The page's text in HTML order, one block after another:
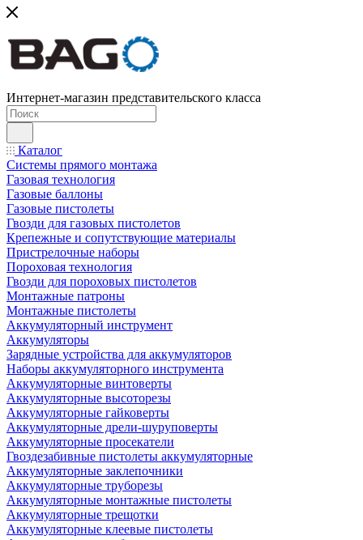
Интернет-магазин представительского класса
Каталог
Системы прямого монтажа
Газовая технология
Газовые баллоны
Газовые пистолеты
Гвозди для газовых пистолетов
Крепежные и сопутствующие материалы
Пристрелочные наборы
Пороховая технология
Гвозди для пороховых пистолетов
Монтажные патроны
Монтажные пистолеты
Аккумуляторный инструмент
Аккумуляторы
Зарядные устройства для аккумуляторов
Наборы аккумуляторного инструмента
Аккумуляторные винтоверты
Аккумуляторные высоторезы
Аккумуляторные гайковерты
Аккумуляторные дрели-шуруповерты
Аккумуляторные просекатели
Гвоздезабивные пистолеты аккумуляторные
Аккумуляторные заклепочники
Аккумуляторные труборезы
Аккумуляторные монтажные пистолеты
Аккумуляторные трещотки
Аккумуляторные клеевые пистолеты